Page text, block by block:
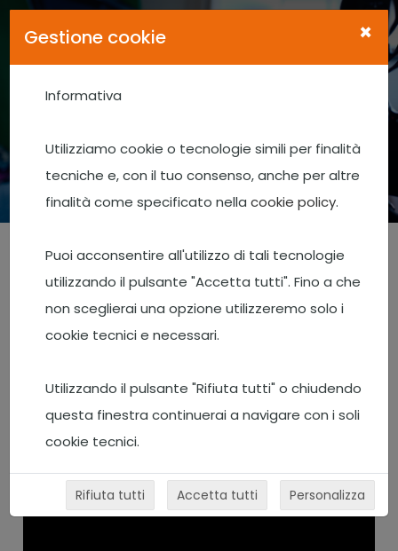
Video Progeo
Home Video Progeo
AGRISETTE - Fattoria SAN ROCCO
Monteveglio (Bo) - luglio 2024
06-07-2024
Gestione cookie ×
Informativa
Utilizziamo cookie o tecnologie simili per finalità
tecniche e, con il tuo consenso, anche per altre
finalità come specificato nella cookie policy.
Puoi acconsentire all'utilizzo di tali tecnologie
utilizzando il pulsante "Accetta tutti". Fino a che
non sceglierai una opzione utilizzeremo solo i
cookie tecnici e necessari.
Utilizzando il pulsante "Rifiuta tutti" o chiudendo
questa finestra continuerai a navigare con i soli
cookie tecnici.
Rifiuta tutti Accetta tutti Personalizza